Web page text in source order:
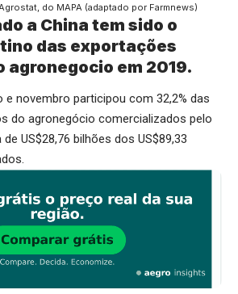
do MAPA (adaptado por Farmnews)
a China tem sido o
das exportações
agronegocio em 2019.
e novembro participou com 32,2% das
do agronegócio comercializados pelo
US$28,76 bilhões dos US$89,33